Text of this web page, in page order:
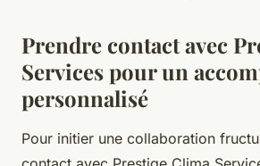
Prendre contact avec
Services pour un
personnalisé
Pour initier une collaboration